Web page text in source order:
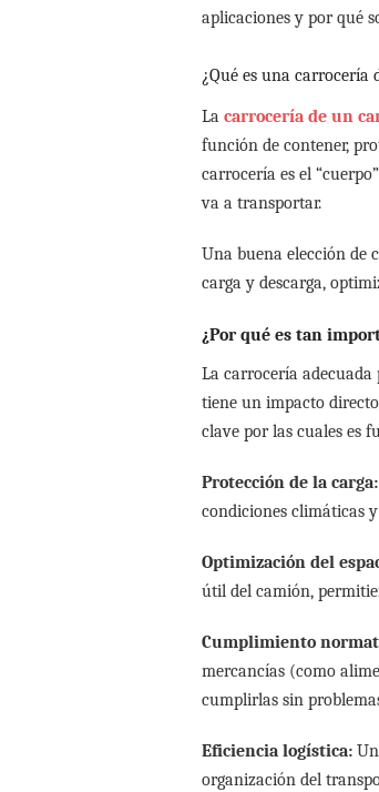
aplicaciones y por qué
¿Qué es una carrocería
La carrocería de un
función de contener,
carrocería es el
va a transportar.
Una buena elección de
carga y descarga,
¿Por qué es tan
La carrocería
tiene un impacto
clave por las cuales es
Protección de la carga:
condiciones climáticas
Optimización del
útil del camión,
Cumplimiento
mercancías (como
cumplirlas sin
Eficiencia logística:
organización del